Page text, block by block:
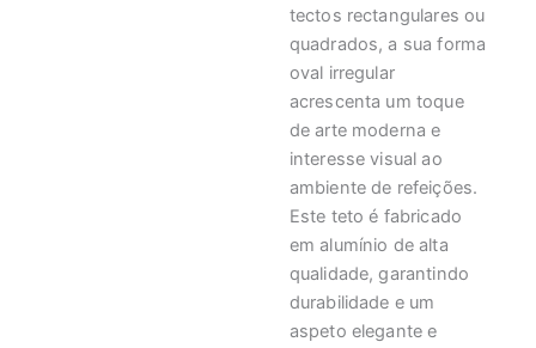
tectos rectangulares ou
quadrados, a sua forma
oval irregular
acrescenta um toque
de arte moderna e
interesse visual ao
ambiente de refeições.
Este teto é fabricado
em alumínio de alta
qualidade, garantindo
durabilidade e um
aspeto elegante e